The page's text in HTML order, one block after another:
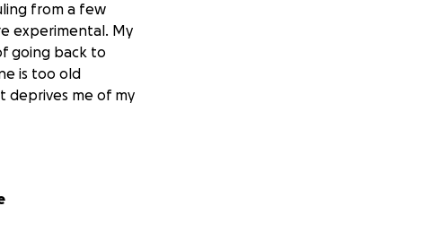
from a few
experimental. My
going back to
is too old
deprives me of my
donations I